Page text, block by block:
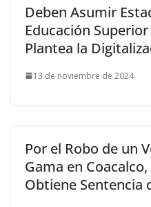
Deben Asumir
Educación
Plantea la
13 de noviembre de 2024
Por el Robo de un
Gama en
Obtiene Sentencia